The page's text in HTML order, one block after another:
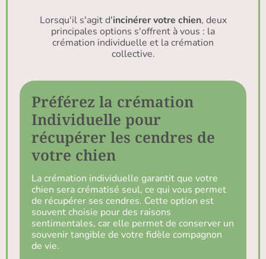
Lorsqu'il s'agit d'incinérer votre chien, deux
principales options s'offrent à vous : la
crémation individuelle et la crémation
collective.
Préférez la crémation
Individuelle pour
récupérer les cendres de
votre chien
La crémation individuelle garantit que votre
chien sera crématisé seul, ce qui vous permet
de récupérer ses cendres. Cette option est
souvent choisie pour des raisons
sentimentales, car elle permet de conserver un
souvenir tangible de votre fidèle compagnon
de vie.